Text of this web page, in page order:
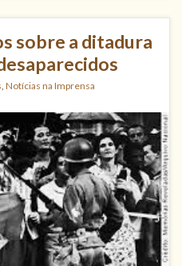
sobre a ditadura
Notícias na Imprensa